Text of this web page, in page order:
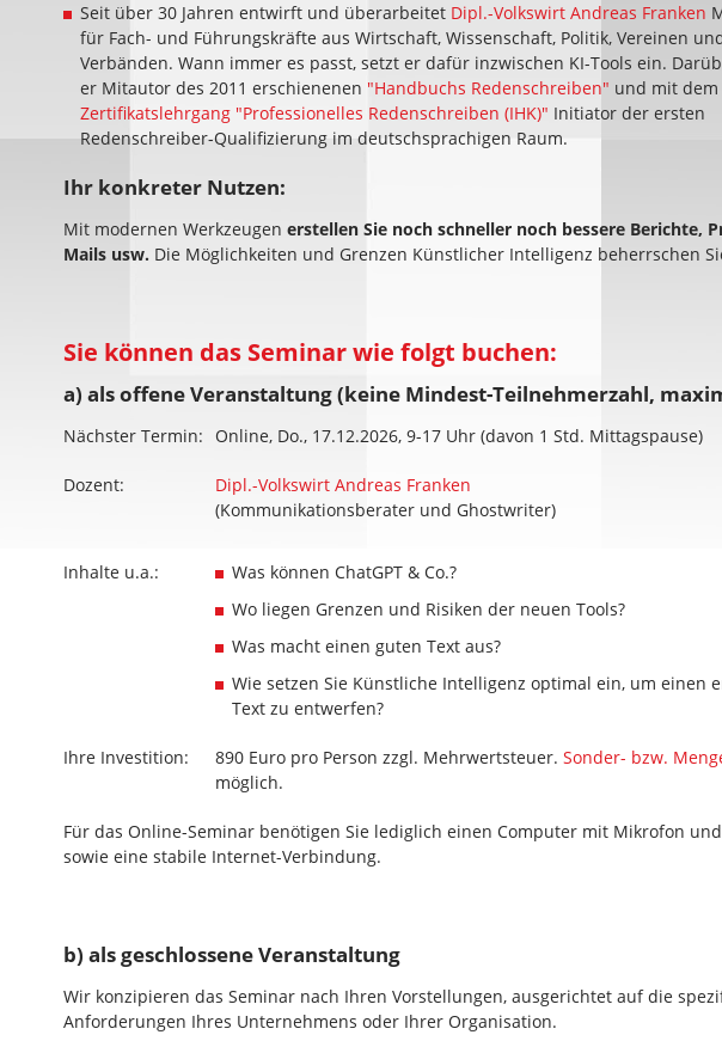
Seit über 30 Jahren entwirft und überarbeitet Dipl.-Volkswirt Andreas Franken
für Fach- und Führungskräfte aus Wirtschaft, Wissenschaft, Politik, Vereinen
Verbänden. Wann immer es passt, setzt er dafür inzwischen KI-Tools ein.
er Mitautor des 2011 erschienenen "Handbuchs Redenschreiben" und mit dem
Zertifikatslehrgang "Professionelles Redenschreiben (IHK)" Initiator der ersten
Redenschreiber-Qualifizierung im deutschsprachigen Raum.
Ihr konkreter Nutzen:
Mit modernen Werkzeugen erstellen Sie noch schneller noch bessere Berichte,
Mails usw. Die Möglichkeiten und Grenzen Künstlicher Intelligenz beherrschen
Sie können das Seminar wie folgt buchen:
a) als offene Veranstaltung (keine Mindest-Teilnehmerzahl,
Nächster Termin: Online, Do., 17.12.2026, 9-17 Uhr (davon 1 Std. Mittagspause)
Dozent:
Dipl.-Volkswirt Andreas Franken
(Kommunikationsberater und Ghostwriter)
Inhalte u.a.:
Was können ChatGPT & Co.?
Wo liegen Grenzen und Risiken der neuen Tools?
Was macht einen guten Text aus?
Wie setzen Sie Künstliche Intelligenz optimal ein, um einen
Text zu entwerfen?
Ihre Investition: 890 Euro pro Person zzgl. Mehrwertsteuer. Sonder- bzw.
möglich.
Für das Online-Seminar benötigen Sie lediglich einen Computer mit Mikrofon
sowie eine stabile Internet-Verbindung.
b) als geschlossene Veranstaltung
Wir konzipieren das Seminar nach Ihren Vorstellungen, ausgerichtet auf die
Anforderungen Ihres Unternehmens oder Ihrer Organisation.